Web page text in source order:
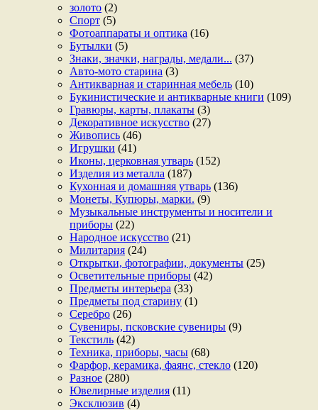
золото (2)
Спорт (5)
Фотоаппараты и оптика (16)
Бутылки (5)
Знаки, значки, награды, медали... (37)
Авто-мото старина (3)
Антикварная и старинная мебель (10)
Букинистические и антикварные книги (109)
Гравюры, карты, плакаты (3)
Декоративное искусство (27)
Живопись (46)
Игрушки (41)
Иконы, церковная утварь (152)
Изделия из металла (187)
Кухонная и домашняя утварь (136)
Монеты, Купюры, марки. (9)
Музыкальные инструменты и носители и
приборы (22)
Народное искусство (21)
Милитария (24)
Открытки, фотографии, документы (25)
Осветительные приборы (42)
Предметы интерьера (33)
Предметы под старину (1)
Серебро (26)
Сувениры, псковские сувениры (9)
Текстиль (42)
Техника, приборы, часы (68)
Фарфор, керамика, фаянс, стекло (120)
Разное (280)
Ювелирные изделия (11)
Эксклюзив (4)